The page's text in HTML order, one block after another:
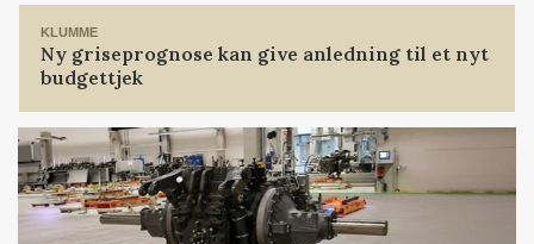
KLUMME
Ny griseprognose kan give anledning til et nyt
budgettjek